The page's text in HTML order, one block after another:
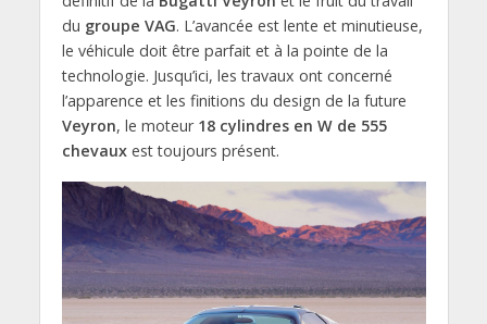
du groupe VAG. L’avancée est lente et minutieuse,
le véhicule doit être parfait et à la pointe de la
technologie. Jusqu’ici, les travaux ont concerné
l’apparence et les finitions du design de la future
Veyron, le moteur 18 cylindres en W de 555
chevauxest toujours présent.